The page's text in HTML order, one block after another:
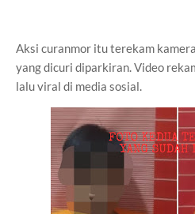
Aksi curanmor itu terekam
yang dicuri diparkiran. Video
lalu viral di media sosial.